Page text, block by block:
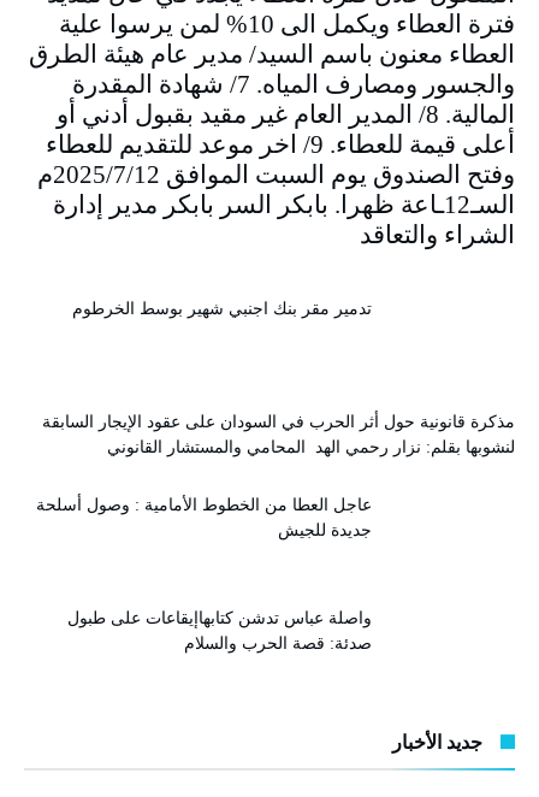
فترة العطاء ويكمل الى 10% لمن يرسوا علية
العطاء معنون باسم السيد/ مدير عام هيئة الطرق
والجسور ومصارف المياه. 7/ شهادة المقدرة
المالية. 8/ المدير العام غير مقيد بقبول أدني أو
أعلى قيمة للعطاء. 9/ اخر موعد للتقديم للعطاء
وفتح الصندوق يوم السبت الموافق 2025/7/12م
السـ12ـاعة ظهرا. بابكر السر بابكر مدير إدارة
الشراء والتعاقد
تدمير مقر بنك اجنبي شهير بوسط الخرطوم
مذكرة قانونية حول أثر الحرب في السودان على عقود الإيجار السابقة
لنشوبها بقلم: نزار رحمي الهد المحامي والمستشار القانوني
عاجل العطا من الخطوط الأمامية : وصول أسلحة
جديدة للجيش
واصلة عباس تدشن كتابهاإيقاعات على طبول
صدئة: قصة الحرب والسلام
جديد الأخبار